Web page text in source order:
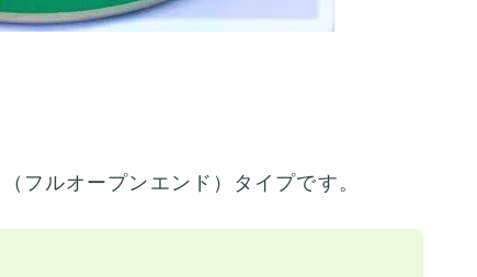
フルオープンエンド）タイプです。